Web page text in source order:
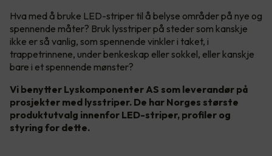
Hva med å bruke LED-striper til å belyse områder på nye og
spennende måter? Bruk lysstriper på steder som kanskje
ikke er så vanlig, som spennende vinkler i taket, i
trappetrinnene, under benkeskap eller sokkel, eller kanskje
bare i et spennende mønster?
Vi benytter Lyskomponenter AS som leverandør på
prosjekter med lysstriper. De har Norges største
produktutvalg innenfor LED-striper, profiler og
styring for dette.